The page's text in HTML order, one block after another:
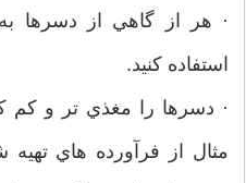
· هر از گاهي از دسرها
استفاده كنيد.
· دسرها را مغذي تر و كم
مثال از فرآورده هاي